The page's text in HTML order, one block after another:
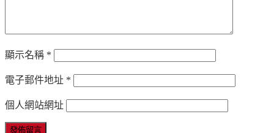
顯示名稱 *
電子郵件地址 *
個人網站網址